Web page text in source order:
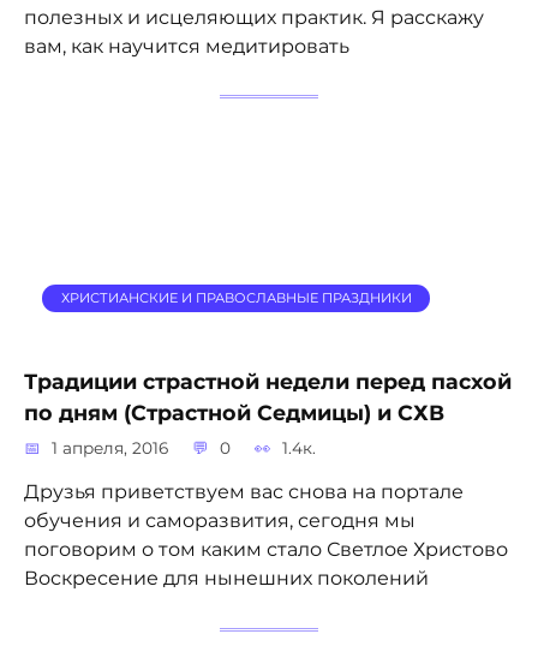
полезных и исцеляющих практик. Я расскажу
вам, как научится медитировать
ХРИСТИАНСКИЕ И ПРАВОСЛАВНЫЕ ПРАЗДНИКИ
Традиции страстной недели перед пасхой
по дням (Страстной Седмицы) и СХВ
1 апреля, 2016 0 1.4к.
Друзья приветствуем вас снова на портале
обучения и саморазвития, сегодня мы
поговорим о том каким стало Светлое Христово
Воскресение для нынешних поколений